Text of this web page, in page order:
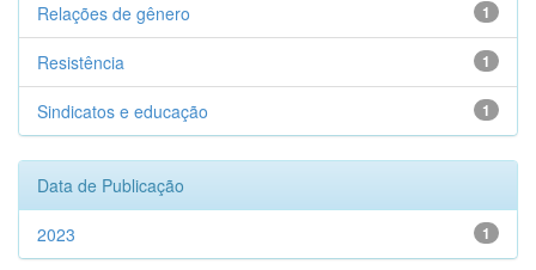
1
Relações de gênero
1
Resistência
1
Sindicatos e educação
Data de Publicação
1
2023